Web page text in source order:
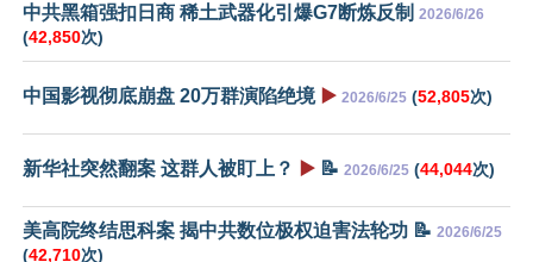
中共黑箱强扣日商 稀土武器化引爆G7断炼反制 2026/6/26
(42,850次)
中国影视彻底崩盘 20万群演陷绝境 ▶️ 2026/6/25 (52,805次)
新华社突然翻案 这群人被盯上？ ▶️ 📝 2026/6/25 (44,044次)
美高院终结思科案 揭中共数位极权迫害法轮功 📝 2026/6/25
(42,710次)